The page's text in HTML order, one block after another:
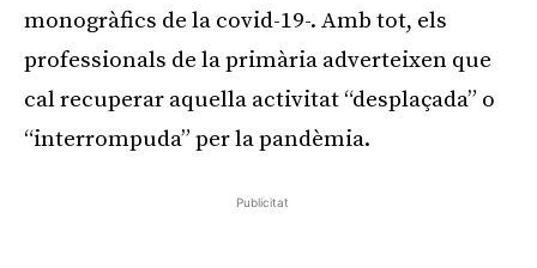
monogràfics de la covid-19-. Amb tot, els
professionals de la primària adverteixen que
cal recuperar aquella activitat “desplaçada” o
“interrompuda” per la pandèmia.
Publicitat